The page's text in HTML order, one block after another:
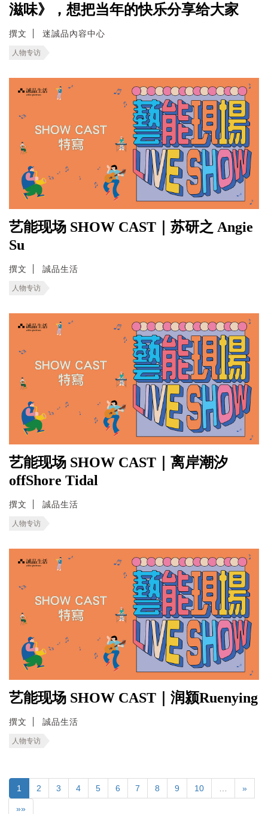
滋味》，想把当年的快乐分享给大家
撰文 迷誠品內容中心
人物专访
艺能现场 SHOW CAST｜苏研之 Angie
Su
撰文 誠品生活
人物专访
艺能现场 SHOW CAST｜离岸潮汐
offShore Tidal
撰文 誠品生活
人物专访
艺能现场 SHOW CAST｜润颍Ruenying
撰文 誠品生活
人物专访
1 2 3 4 5 6 7 8 9 10 »
»»